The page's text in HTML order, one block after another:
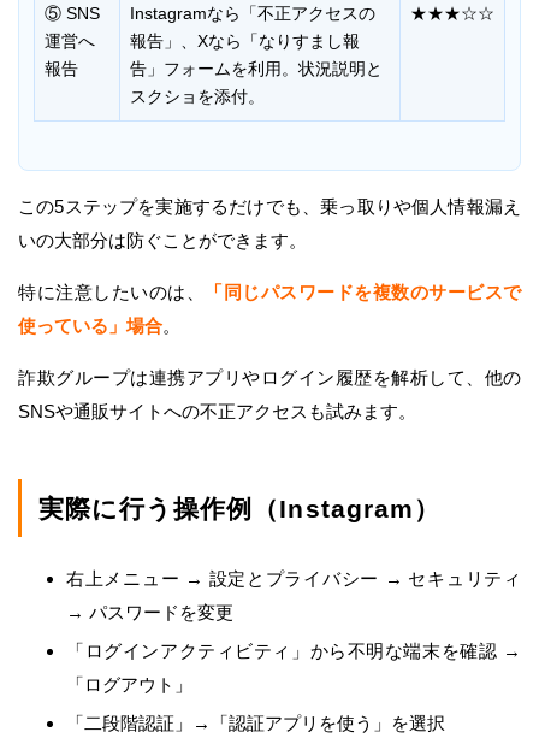
⑤ SNS
運営へ
報告
Instagramなら「不正アクセスの
報告」、Xなら「なりすまし報
告」フォームを利用。状況説明と
スクショを添付。
★★★☆☆
この5ステップを実施するだけでも、乗っ取りや個人情報漏え
いの大部分は防ぐことができます。
特に注意したいのは、
「同じパスワードを複数のサービスで
使っている」場合。
詐欺グループは連携アプリやログイン履歴を解析して、他の
SNSや通販サイトへの不正アクセスも試みます。
実際に行う操作例（Instagram）
右上メニュー → 設定とプライバシー → セキュリティ
→ パスワードを変更
「ログインアクティビティ」から不明な端末を確認 →
「ログアウト」
「二段階認証」→「認証アプリを使う」を選択